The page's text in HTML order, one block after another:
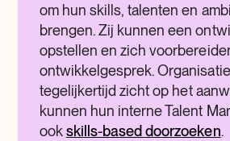
om hun skills, talenten en
brengen. Zij kunnen een
opstellen en zich
ontwikkelgesprek.
tegelijkertijd zicht op het
kunnen hun interne Talent
ookskills-based doorzoeken.